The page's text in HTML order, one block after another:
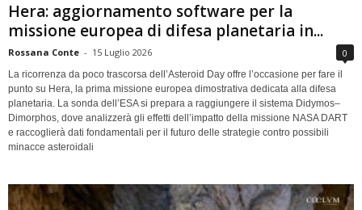
Hera: aggiornamento software per la
missione europea di difesa planetaria in...
Rossana Conte - 15 Luglio 2026 0
La ricorrenza da poco trascorsa dell’Asteroid Day offre l’occasione per fare il
punto su Hera, la prima missione europea dimostrativa dedicata alla difesa
planetaria. La sonda dell’ESA si prepara a raggiungere il sistema Didymos–
Dimorphos, dove analizzerà gli effetti dell’impatto della missione NASA DART
e raccoglierà dati fondamentali per il futuro delle strategie contro possibili
minacce asteroidali